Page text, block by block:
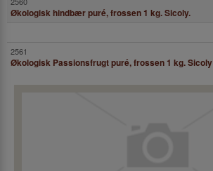
Økologisk hindbær puré, frossen 1 kg. Sicoly.
Økologisk Passionsfrugt puré, frossen 1 kg. Sicoly